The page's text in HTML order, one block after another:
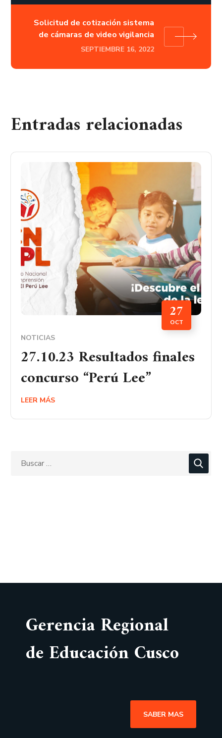
Solicitud de cotización sistema
de cámaras de video vigilancia
SEPTIEMBRE 16, 2022
Entradas relacionadas
27
OCT
NOTICIAS
27.10.23 Resultados finales
concurso “Perú Lee”
LEER MÁS
Gerencia Regional
de Educación Cusco
SABER MAS